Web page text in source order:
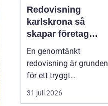
Redovisning
karlskrona så
skapar företag
bättre kontroll och
trygg ekonomi
En genomtänkt
redovisning är grunden
för ett tryggt
företagande. När
siffrorna är korrekta och
31 juli 2026